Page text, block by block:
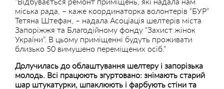
міська рада, – каже координаторка волонтерів “БУР”
Тетяна Штефан, – надала Асоціація шелтерів міста
Запоріжжя та Благодійному фонду “Захист жінок
України”. В цьому приміщенні будуть проживати
близько 50 вимушено переміщених осіб.”
Долучилась до облаштування шелтеру і запорізька
молодь. Всі працюють згуртовано: знімають старий
шар штукатурки, шпаклюють і фарбують стіни та